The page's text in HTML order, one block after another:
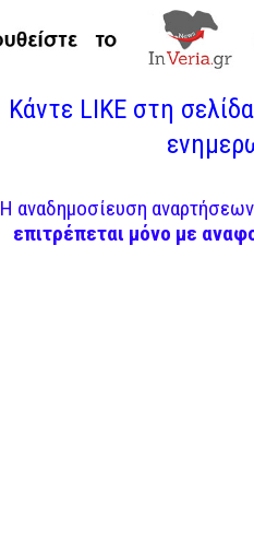
Κάντε LIKE στη
Η αναδημοσίευση
επιτρέπεται μόνο με